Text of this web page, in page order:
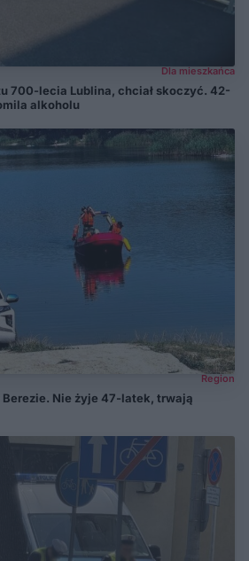
Dla mieszkańca
700-lecia Lublina, chciał skoczyć. 42-
alkoholu
Region
Nie żyje 47-latek, trwają